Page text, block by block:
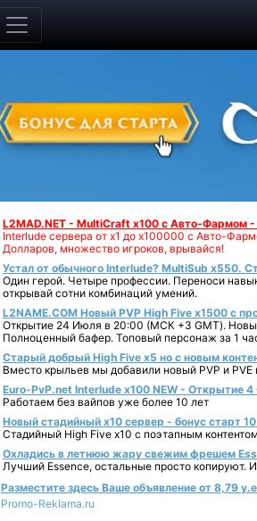
L2MAD.NET - MultiCraft x100 с Авто-Фармом
Interlude сервера от х1 до х100000 с Авто-
Долларов, множество игроков, врывайся!
Устал от обычного Interlude? MultiSub x550.
Один герой. Четыре профессии. Переноси
открывай сотни комбинаций умений.
L2NAME.COM Новый PVP High Five x1500 с
Открытие 24 Июля в 20:00 (МСК +3 GMT).
Полноценный бафер. Топовый персонаж за 1
Старый добрый High Five x5 но с новым
Вместо крыльев мы добавили новый PVP и PVE
Euro-PvP.net Interlude х100 NEW - Открытие 4
Работаем без вайпов уже более 10 лет
Новый стадийный х10 сервер - бонус старт
Стадийный High Five x10 с поэтапным
Охладись в летнюю жару свежим фрешем
Лучший Essence, остальные просто копируют.
Разместите здесь Ваше объявление от 8,79
Promo-Reklama.ru